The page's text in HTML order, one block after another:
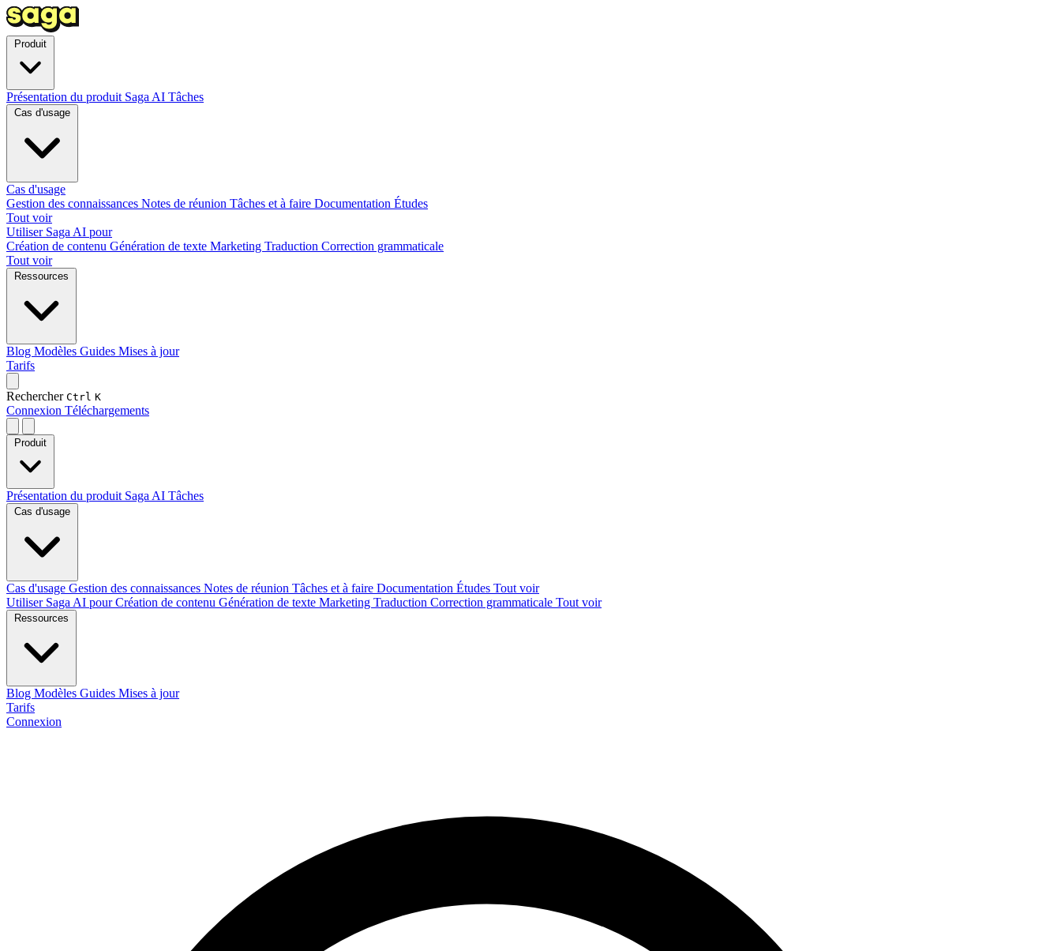
Présentation du produit Saga AI Tâches
Cas d'usage
Gestion des connaissances Notes de réunion Tâches et à faire Documentation Études
Tout voir
Utiliser Saga AI pour
Création de contenu Génération de texte Marketing Traduction Correction grammaticale
Tout voir
Blog Modèles Guides Mises à jour
Tarifs
Rechercher Ctrl K
Connexion Téléchargements
Présentation du produit Saga AI Tâches
Cas d'usage Gestion des connaissances Notes de réunion Tâches et à faire Documentation Études Tout voir
Utiliser Saga AI pourCréation de contenu Génération de texte Marketing Traduction Correction grammaticale Tout voir
Blog Modèles Guides Mises à jour
Tarifs
Connexion